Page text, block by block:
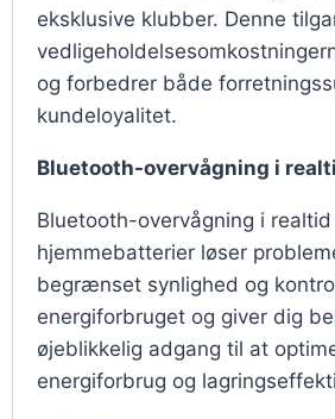
eksklusive klubber. Denne
og forbedrer både
kundeloyalitet.
Bluetooth-overvågning i
Bluetooth-overvågning i
hjemmebatterier løser
begrænset synlighed og
energiforbruget og giver dig
øjeblikkelig adgang til at
energiforbrug og